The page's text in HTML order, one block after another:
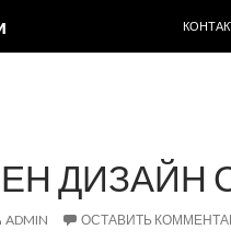
ДИЗАЙН
ADMIN ОСТАВИТЬ